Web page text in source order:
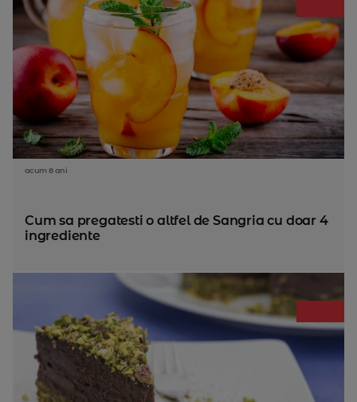
acum 8 ani
Cum sa pregatesti o altfel de Sangria cu doar 4
ingrediente